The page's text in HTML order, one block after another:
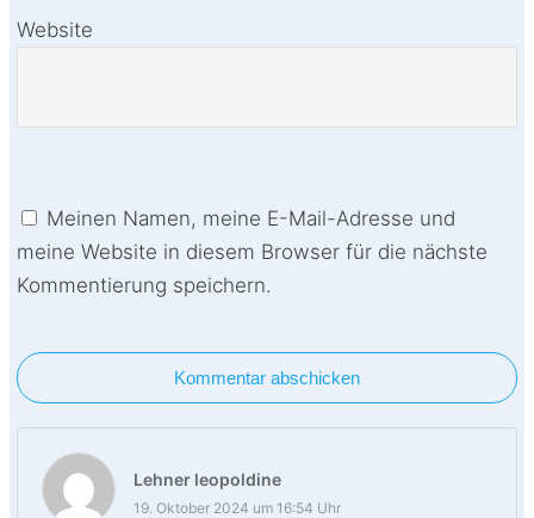
Website
Meinen Namen, meine E-Mail-Adresse und
meine Website in diesem Browser für die nächste
Kommentierung speichern.
Kommentar abschicken
Lehner leopoldine
19. Oktober 2024 um 16:54 Uhr